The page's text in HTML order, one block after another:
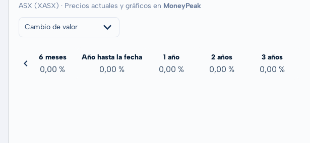
ASX (XASX) · Precios actuales y gráficos en MoneyPeak
Cambio de valor
6 meses
0,00 %
Año hasta la fecha
0,00 %
1 año
0,00 %
2 años
0,00 %
3 años
0,00 %